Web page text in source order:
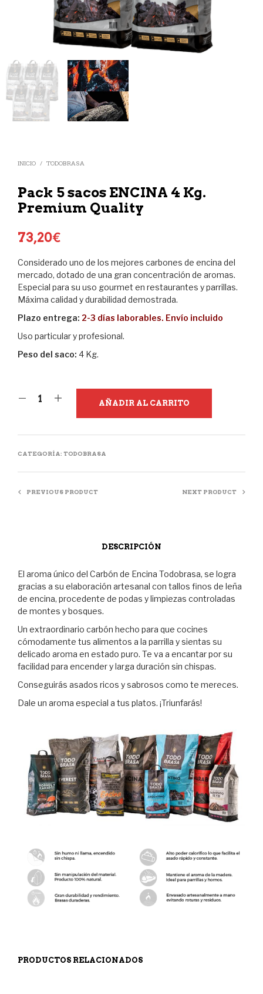
INICIO / TODOBRASA
Pack 5 sacos ENCINA 4 Kg.
Premium Quality
73,20€
Considerado uno de los mejores carbones de encina del
mercado, dotado de una gran concentración de aromas.
Especial para su uso gourmet en restaurantes y parrillas.
Máxima calidad y durabilidad demostrada.
Plazo entrega: 2-3 días laborables. Envío incluido
Uso particular y profesional.
Peso del saco: 4 Kg.
AÑADIR AL CARRITO
CATEGORÍA: TODOBRASA
PREVIOUS PRODUCT NEXT PRODUCT
DESCRIPCIÓN
El aroma único del Carbón de Encina Todobrasa, se logra
gracias a su elaboración artesanal con tallos finos de leña
de encina, procedente de podas y limpiezas controladas
de montes y bosques.
Un extraordinario carbón hecho para que cocines
cómodamente tus alimentos a la parrilla y sientas su
delicado aroma en estado puro. Te va a encantar por su
facilidad para encender y larga duración sin chispas.
Conseguirás asados ricos y sabrosos como te mereces.
Dale un aroma especial a tus platos. ¡Triunfarás!
PRODUCTOS RELACIONADOS